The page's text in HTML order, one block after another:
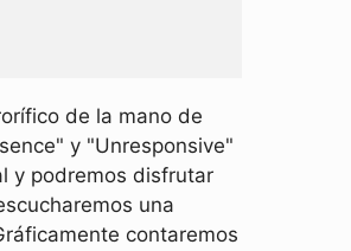
de la mano de
y "Unresponsive"
y podremos disfrutar
una
contaremos